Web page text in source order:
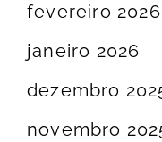
fevereiro 2026
janeiro 2026
dezembro
novembro